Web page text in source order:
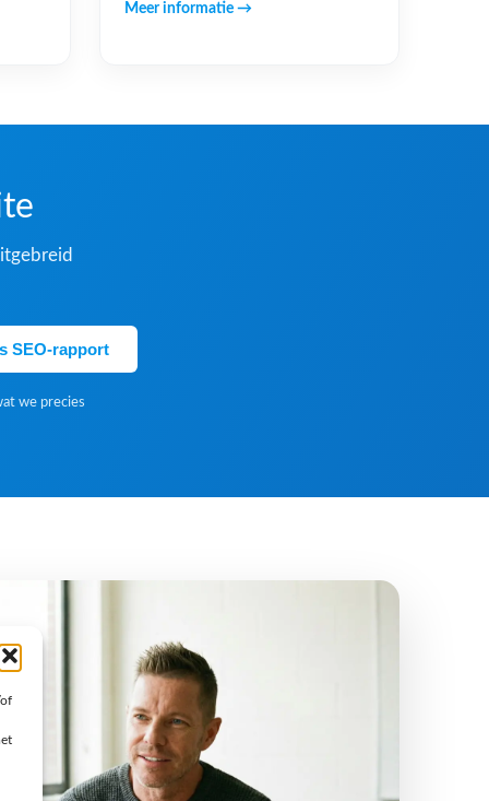
Meer informatie →
SEO-rapport
we precies